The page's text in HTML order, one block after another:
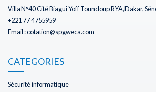
Villa N°40 Cité Biagui Yoff Toundoup RYA,Dakar,
+221 77 4755959
Email : cotation@spgweca.com
CATEGORIES
Sécurité informatique